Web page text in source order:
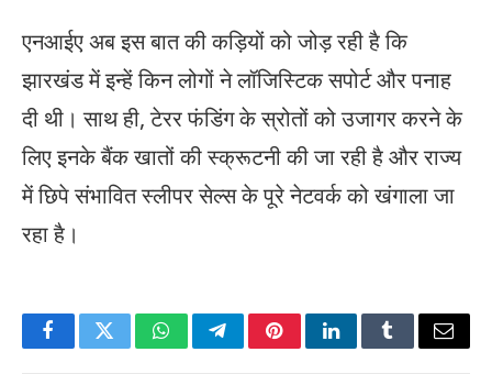
एनआईए अब इस बात की कड़ियों को जोड़ रही है कि
झारखंड में इन्हें किन लोगों ने लॉजिस्टिक सपोर्ट और पनाह
दी थी। साथ ही, टेरर फंडिंग के स्रोतों को उजागर करने के
लिए इनके बैंक खातों की स्क्रूटनी की जा रही है और राज्य
में छिपे संभावित स्लीपर सेल्स के पूरे नेटवर्क को खंगाला जा
रहा है।
FacebookTwitterWhatsAppTelegramPinterestLinkedInTumblrEmail